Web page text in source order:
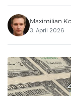
Maximilian
3. April 2026